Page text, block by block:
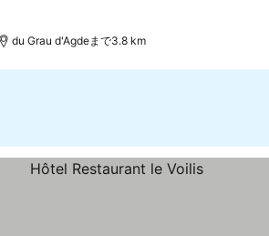
du Grau d'Agdeまで3.8 km